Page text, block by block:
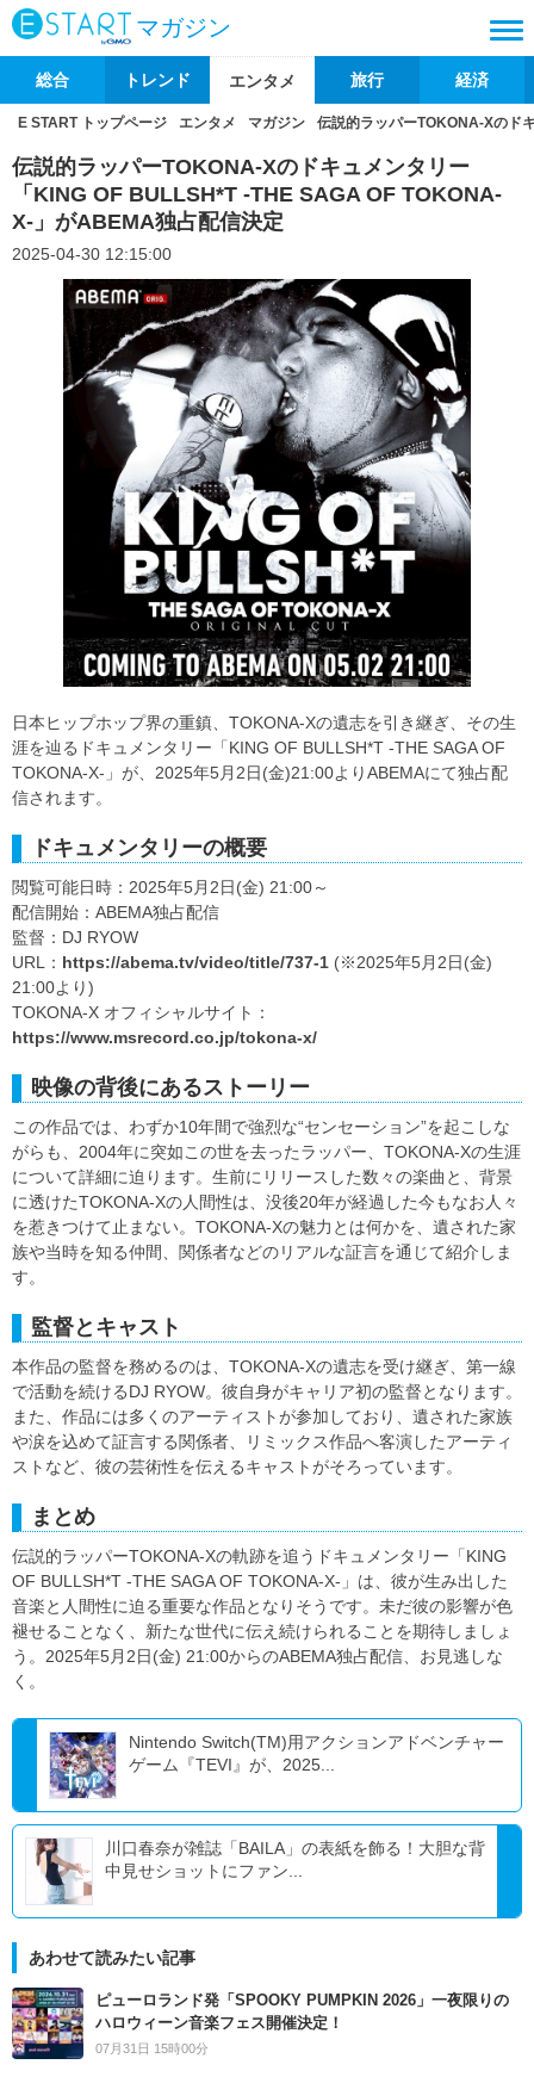
マガジン
総合 トレンド エンタメ 旅行 経済
E START トップページ エンタメ マガジン 伝説的ラッパーTOKONA-Xのド
伝説的ラッパーTOKONA-Xのドキュメンタリー
「KING OF BULLSH*T -THE SAGA OF TOKONA-
X-」がABEMA独占配信決定
2025-04-30 12:15:00
日本ヒップホップ界の重鎮、TOKONA-Xの遺志を引き継ぎ、その生
涯を辿るドキュメンタリー「KING OF BULLSH*T -THE SAGA OF
TOKONA-X-」が、2025年5月2日(金)21:00よりABEMAにて独占配
信されます。
ドキュメンタリーの概要
閲覧可能日時：2025年5月2日(金) 21:00～
配信開始：ABEMA独占配信
監督：DJ RYOW
URL： https://abema.tv/video/title/737-1 (※2025年5月2日(金)
21:00より)
TOKONA-X オフィシャルサイト：
https://www.msrecord.co.jp/tokona-x/
映像の背後にあるストーリー
この作品では、わずか10年間で強烈な“センセーション”を起こしな
がらも、2004年に突如この世を去ったラッパー、TOKONA-Xの生涯
について詳細に迫ります。生前にリリースした数々の楽曲と、背景
に透けたTOKONA-Xの人間性は、没後20年が経過した今もなお人々
を惹きつけて止まない。TOKONA-Xの魅力とは何かを、遺された家
族や当時を知る仲間、関係者などのリアルな証言を通じて紹介しま
す。
監督とキャスト
本作品の監督を務めるのは、TOKONA-Xの遺志を受け継ぎ、第一線
で活動を続けるDJ RYOW。彼自身がキャリア初の監督となります。
また、作品には多くのアーティストが参加しており、遺された家族
や涙を込めて証言する関係者、リミックス作品へ客演したアーティ
ストなど、彼の芸術性を伝えるキャストがそろっています。
まとめ
伝説的ラッパーTOKONA-Xの軌跡を追うドキュメンタリー「KING
OF BULLSH*T -THE SAGA OF TOKONA-X-」は、彼が生み出した
音楽と人間性に迫る重要な作品となりそうです。未だ彼の影響が色
褪せることなく、新たな世代に伝え続けられることを期待しましょ
う。2025年5月2日(金) 21:00からのABEMA独占配信、お見逃しな
く。
Nintendo Switch(TM)用アクションアドベンチャー
ゲーム『TEVI』が、2025...
川口春奈が雑誌「BAILA」の表紙を飾る！大胆な背
中見せショットにファン...
あわせて読みたい記事
ピューロランド発「SPOOKY PUMPKIN 2026」一夜限りの
ハロウィーン音楽フェス開催決定！
07月31日 15時00分